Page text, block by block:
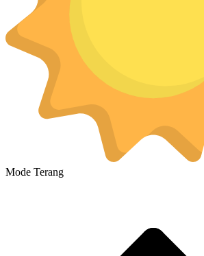
Mode Terang